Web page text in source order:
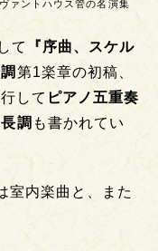
ァントハウス管の名演集
て
『序曲、スケル
第1楽章の初稿、
して ピアノ五重奏
調 も書かれてい
室内楽曲と、また